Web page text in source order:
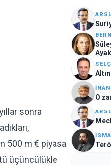
sonra
500 m € piyasa
üçüncülükle
O